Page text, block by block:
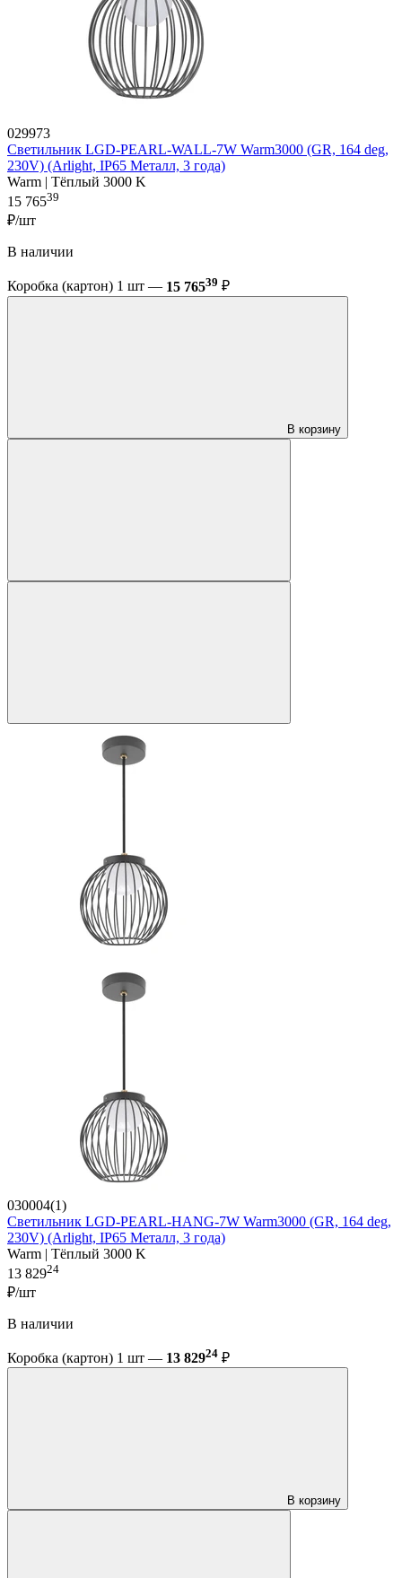
029973
Светильник LGD-PEARL-WALL-7W Warm3000 (GR, 164 deg,
230V) (Arlight, IP65 Металл, 3 года)
Warm | Тёплый 3000 K
15 76539
₽/шт
В наличии
Коробка (картон) 1 шт — 15 76539 ₽
В корзину
030004(1)
Светильник LGD-PEARL-HANG-7W Warm3000 (GR, 164 deg,
230V) (Arlight, IP65 Металл, 3 года)
Warm | Тёплый 3000 K
13 82924
₽/шт
В наличии
Коробка (картон) 1 шт — 13 82924 ₽
В корзину